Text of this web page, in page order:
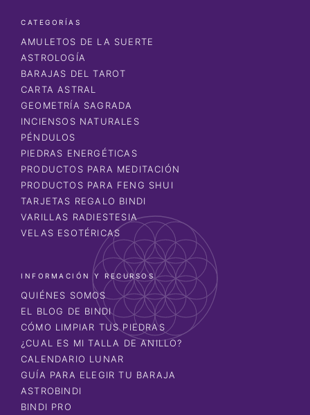
CATEGORÍAS
AMULETOS DE LA SUERTE
ASTROLOGÍA
BARAJAS DEL TAROT
CARTA ASTRAL
GEOMETRÍA SAGRADA
INCIENSOS NATURALES
PÉNDULOS
PIEDRAS ENERGÉTICAS
PRODUCTOS PARA MEDITACIÓN
PRODUCTOS PARA FENG SHUI
TARJETAS REGALO BINDI
VARILLAS RADIESTESIA
VELAS ESOTÉRICAS
INFORMACIÓN Y RECURSOS
QUIÉNES SOMOS
EL BLOG DE BINDI
CÓMO LIMPIAR TUS PIEDRAS
¿CUAL ES MI TALLA DE ANILLO?
CALENDARIO LUNAR
GUÍA PARA ELEGIR TU BARAJA
ASTROBINDI
BINDI PRO